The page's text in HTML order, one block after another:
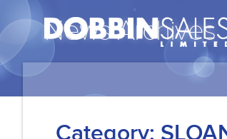
News Archives